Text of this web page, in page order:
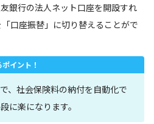
銀行の法人ネット口座を開設すれ
口座振替」に切り替えることがで
イント！
、社会保険料の納付を自動化で
に楽になります。